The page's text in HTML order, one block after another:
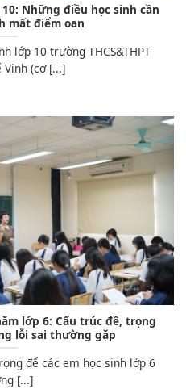
Những điều học sinh cần
mất điểm oan
lớp 10 trường THCS&THPT
Vinh (cơ [...]
lớp 6: Cấu trúc đề, trọng
lỗi sai thường gặp
để các em học sinh lớp 6
[...]